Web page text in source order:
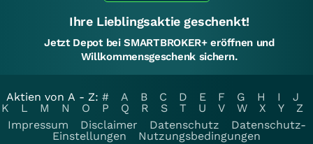
Ihre Lieblingsaktie geschenkt!
Jetzt Depot bei SMARTBROKER+ eröffnen und
Willkommensgeschenk sichern.
Aktien von A - Z: # A B C D E F G H I
J
K
L M N O P Q R S T U V W X Y
Z
Impressum
Disclaimer Datenschutz
Datenschutz-
Einstellungen
Nutzungsbedingungen